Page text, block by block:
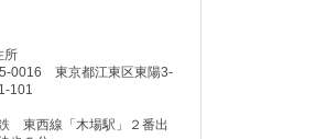
0016 東京都江東区東陽3-
101
東西線「木場駅」２番出